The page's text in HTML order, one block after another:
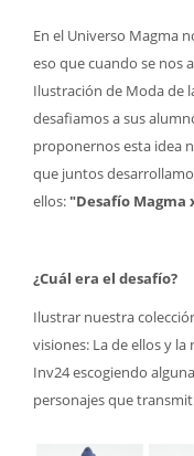
En el Universo Magma
eso que cuando se nos
Ilustración de Moda de
desafiamos a sus
proponernos esta idea
que juntos
ellos: "Desafío Magma
¿Cuál era el desafío?
Ilustrar nuestra
visiones: La de ellos y
Inv24 escogiendo
personajes que